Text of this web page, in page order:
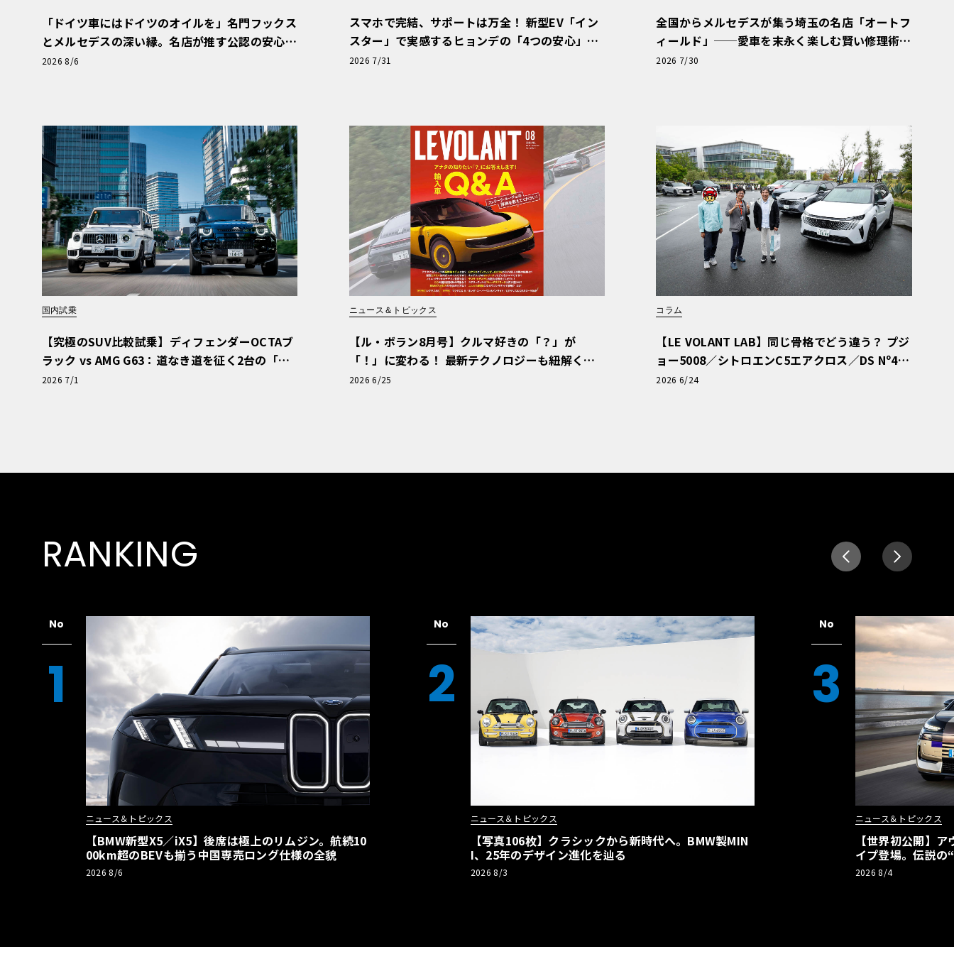
「ドイツ車にはドイツのオイルを」名門フックス
とメルセデスの深い縁。名店が推す公認の安心
と、Cクラスで味わうシルキーな走り〈PR〉
2026 8/6
スマホで完結、サポートは万全！ 新型EV「イン
スター」で実感するヒョンデの「4つの安心」
【第1回・ヒョンデ6つの疑問：Why? Hyunda
2026 7/31
全国からメルセデスが集う埼玉の名店「オートフ
ィールド」──愛車を末永く楽しむ賢い修理術
と、プロがフックス製オイルを選ぶ理由〈PR〉
2026 7/30
国内試乗
【究極のSUV比較試乗】ディフェンダーOCTAブ
ラック vs AMG G63：道なき道を征く2台の「対
極的アプローチ」
2026 7/1
ニュース＆トピックス
【ル・ボラン8月号】クルマ好きの「？」が
「！」に変わる！ 最新テクノロジーも紐解く
「輸入車Q&A」
2026 6/25
コラム
【LE VOLANT LAB】同じ骨格でどう違う？ プジ
ョー5008／シトロエンC5エアクロス／DS Nº4
読者一気乗りレポート
2026 6/24
RANKING
No
1
ニュース＆トピックス
【BMW新型X5／iX5】後席は極上のリムジン。航続10
00km超のBEVも揃う中国専売ロング仕様の全貌
2026 8/6
No
2
ニュース＆トピックス
【写真106枚】クラシックから新時代へ。BMW製MIN
I、25年のデザイン進化を辿る
2026 8/3
No
3
ニュース＆トピックス
【世界初公開】
イプ登場。伝説の
リーBEVとして復
2026 8/4